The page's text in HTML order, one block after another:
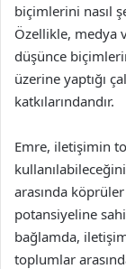
biçimlerini nasıl
Özellikle, medya
düşünce
üzerine yaptığı
katkılarındandır.
Emre, iletişimin
arasında
potansiyeline
bağlamda,
toplumlar